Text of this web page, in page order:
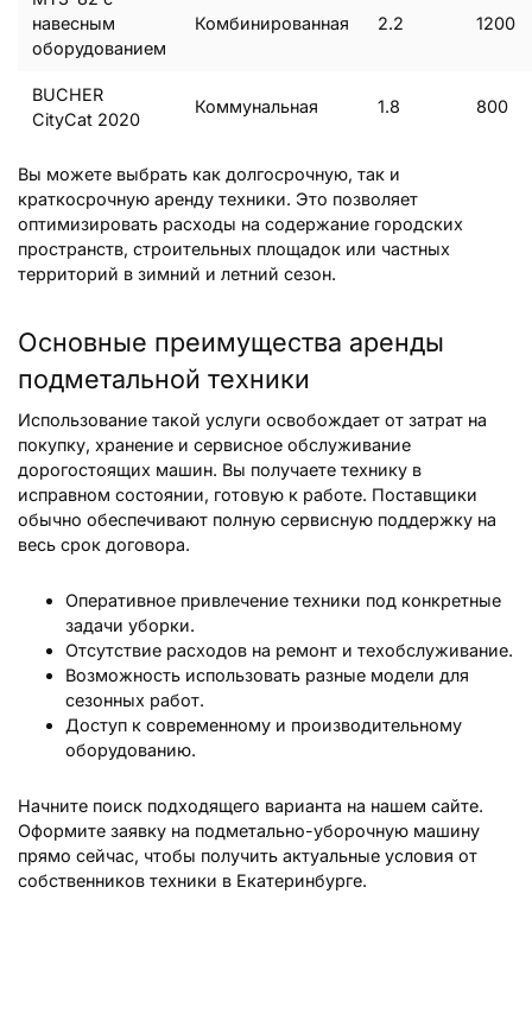
навесным
оборудованием
Комбинированная 2.2 1200
BUCHER
CityCat 2020
Коммунальная 1.8 800
Вы можете выбрать как долгосрочную, так и
краткосрочную аренду техники. Это позволяет
оптимизировать расходы на содержание городских
пространств, строительных площадок или частных
территорий в зимний и летний сезон.
Основные преимущества аренды
подметальной техники
Использование такой услуги освобождает от затрат на
покупку, хранение и сервисное обслуживание
дорогостоящих машин. Вы получаете технику в
исправном состоянии, готовую к работе. Поставщики
обычно обеспечивают полную сервисную поддержку на
весь срок договора.
Оперативное привлечение техники под конкретные
задачи уборки.
Отсутствие расходов на ремонт и техобслуживание.
Возможность использовать разные модели для
сезонных работ.
Доступ к современному и производительному
оборудованию.
Начните поиск подходящего варианта на нашем сайте.
Оформите заявку на подметально-уборочную машину
прямо сейчас, чтобы получить актуальные условия от
собственников техники в Екатеринбурге.